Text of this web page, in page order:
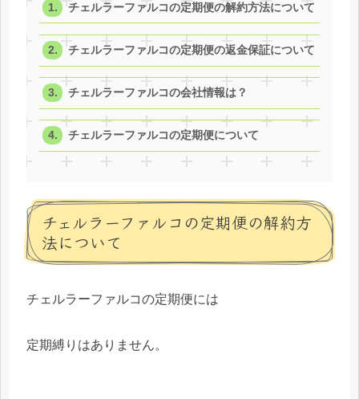
チェルラーファルコの定期便の解約方法について
チェルラーファルコの定期便の返金保証について
チェルラーファルコの会社情報は？
チェルラーファルコの定期便について
チェルラーファルコの定期便の解約方
法について
チェルラーファルコの定期便には
定期縛りはありません。